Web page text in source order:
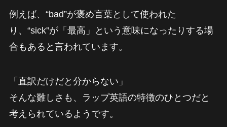
例えば、“bad”が褒め言葉として使われた
り、“sick”が「最高」という意味になったりする場
合もあると言われています。
「直訳だけだと分からない」
そんな難しさも、ラップ英語の特徴のひとつだと
考えられているようです。